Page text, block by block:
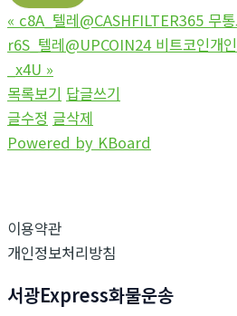
« c8A_텔레@CASHFILTER365 무
r6S_텔레@UPCOIN24 비트코인개
_x4U »
목록보기 답글쓰기
글수정 글삭제
Powered by KBoard
이용약관
개인정보처리방침
서광Express화물운송